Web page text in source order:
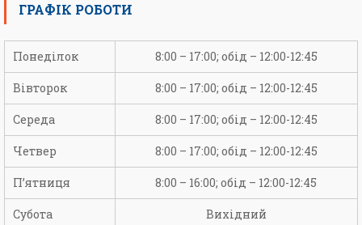
ГРАФІК РОБОТИ
Понеділок 8:00 – 17:00; обід – 12:00-12:45
Вівторок 8:00 – 17:00; обід – 12:00-12:45
Середа 8:00 – 17:00; обід – 12:00-12:45
Четвер 8:00 – 17:00; обід – 12:00-12:45
П’ятниця 8:00 – 16:00; обід – 12:00-12:45
Субота Вихідний